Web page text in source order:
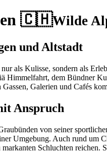
🇨🇭Wilde
und Altstadt
als Kulisse, sondern als
Himmelfahrt, dem Bündner
Galerien und Cafés
Anspruch
von seiner
Umgebung. Auch rund um
Schluchten reichen.